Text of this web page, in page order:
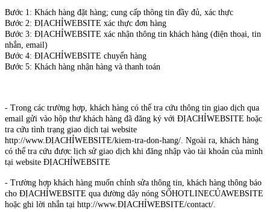
Bước 1: Khách hàng đặt hàng; cung cấp thông tin đầy đủ, xác thực
Bước 2: ĐỊACHỈWEBSITE xác thực đơn hàng
Bước 3: ĐỊACHỈWEBSITE xác nhận thông tin khách hàng (điện thoại, tin
nhắn, email)
Bước 4: ĐỊACHỈWEBSITE chuyển hàng
Bước 5: Khách hàng nhận hàng và thanh toán
- Trong các trường hợp, khách hàng có thể tra cứu thông tin giao dịch qua
email gửi vào hộp thư khách hàng đã đăng ký với ĐỊACHỈWEBSITE hoặc
tra cứu tình trạng giao dịch tại website
http://www.ĐỊACHỈWEBSITE/kiem-tra-don-hang/. Ngoài ra, khách hàng
có thể tra cứu được lịch sử giao dịch khi đăng nhập vào tài khoản của mình
tại website ĐỊACHỈWEBSITE
- Trường hợp khách hàng muốn chỉnh sửa thông tin, khách hàng thông báo
cho ĐỊACHỈWEBSITE qua đường dây nóng SỐHOTLINECỦAWEBSITE
hoặc ghi lời nhắn tại http://www.ĐỊACHỈWEBSITE/contact/.